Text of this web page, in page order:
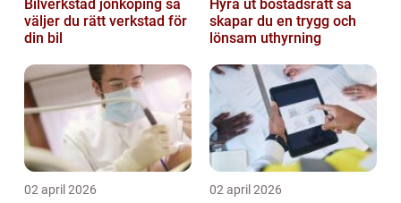
Bilverkstad jönköping så
väljer du rätt verkstad för
din bil
Hyra ut bostadsrätt så
skapar du en trygg och
lönsam uthyrning
02 april 2026 02 april 2026